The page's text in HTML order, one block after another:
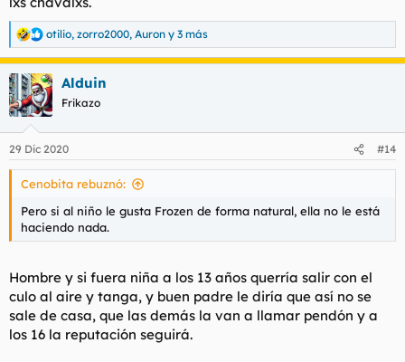
R
e
a
c
c
i
e
s
otilio, zorro2000, Auron y 3 más
Alduin
Frikazo
29 Dic 2020 #14
Cenobita rebuznó:
Pero si al niño le gusta Frozen de forma natural, ella no le está
haciendo nada.
Hombre y si fuera niña a los 13 años querría salir con el
culo al aire y tanga, y buen padre le diría que así no se
sale de casa, que las demás la van a llamar pendón y a
los 16 la reputación seguirá.